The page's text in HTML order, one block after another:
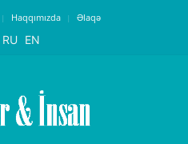
Haqqımızda Əlaqə
RU EN